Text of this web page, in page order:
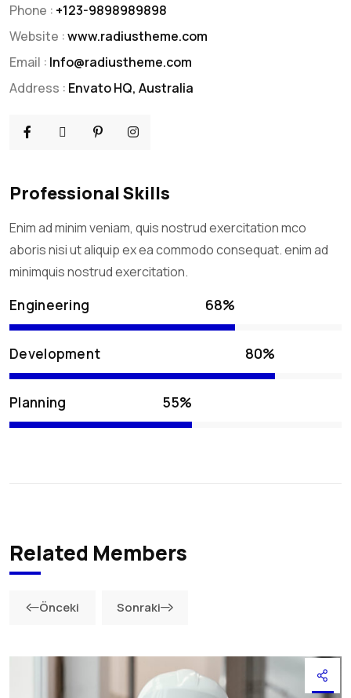
Phone : +123-9898989898
Website :www.radiustheme.com
Email : Info@radiustheme.com
Address : Envato HQ, Australia
Professional Skills
Enim ad minim veniam, quis nostrud exercitation mco
aboris nisi ut aliquip ex ea commodo consequat. enim ad
minimquis nostrud exercitation.
Engineering 68%
Development 80%
Planning 55%
Related Members
Önceki Sonraki